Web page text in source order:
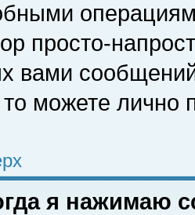
просто-
вами
можете лично
я нажимаю